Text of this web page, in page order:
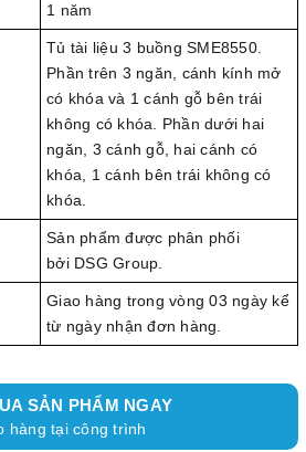
1 năm
Tủ tài liệu 3 buồng SME8550.
Phần trên 3 ngăn, cánh kính mở
có khóa và 1 cánh gỗ bên trái
không có khóa. Phần dưới hai
ngăn, 3 cánh gỗ, hai cánh có
khóa, 1 cánh bên trái không có
khóa.
Sản phẩm được phân phối
bởi DSG Group.
Giao hàng trong vòng 03 ngày kể
từ ngày nhận đơn hàng.
SẢN PHẨM NGAY
hàng tại công trình